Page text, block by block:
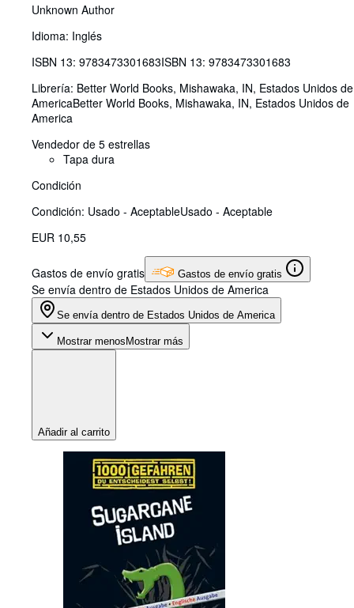
Unknown Author
Idioma: Inglés
ISBN 13: 9783473301683ISBN 13: 9783473301683
Librería: Better World Books, Mishawaka, IN, Estados Unidos de
AmericaBetter World Books, Mishawaka, IN, Estados Unidos de
America
Vendedor de 5 estrellas
Tapa dura
Condición
Condición: Usado - AceptableUsado - Aceptable
EUR 10,55
Gastos de envío gratis Gastos de envío gratis
Se envía dentro de Estados Unidos de America
Se envía dentro de Estados Unidos de America
Mostrar menosMostrar más
Añadir al carrito